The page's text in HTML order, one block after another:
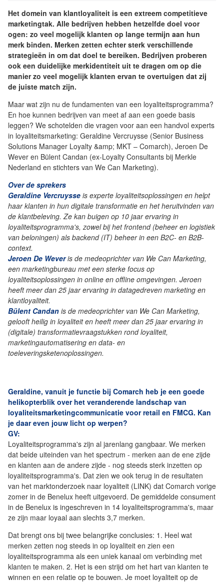
Het domein van klantloyaliteit is een extreem competitieve
marketingtak. Alle bedrijven hebben hetzelfde doel voor
ogen: zo veel mogelijk klanten op lange termijn aan hun
merk binden. Merken zetten echter sterk verschillende
strategieën in om dat doel te bereiken. Bedrijven proberen
ook een duidelijke merkidentiteit uit te dragen om op die
manier zo veel mogelijk klanten ervan te overtuigen dat zij
de juiste match zijn.
Maar wat zijn nu de fundamenten van een loyaliteitsprogramma?
En hoe kunnen bedrijven van meet af aan een goede basis
leggen? We schotelden die vragen voor aan een handvol experts
in loyaliteitsmarketing: Geraldine Vercruysse (Senior Business
Solutions Manager Loyalty &amp; MKT – Comarch), Jeroen De
Wever en Bülent Candan (ex-Loyalty Consultants bij Merkle
Nederland en stichters van We Can Marketing).
Over de sprekers
Geraldine Vercruysse is experte loyaliteitsoplossingen en helpt
haar klanten in hun digitale transformatie en het heruitvinden van
de klantbeleving. Ze kan buigen op 10 jaar ervaring in
loyaliteitsprogramma's, zowel bij het frontend (beheer en logistiek
van beloningen) als backend (IT) beheer in een B2C- en B2B-
context.
Jeroen De Weveris de medeoprichter van We Can Marketing,
een marketingbureau met een sterke focus op
loyaliteitsoplossingen in online en offline omgevingen. Jeroen
heeft meer dan 25 jaar ervaring in datagedreven marketing en
klantloyaliteit.
Bülent Candan is de medeoprichter van We Can Marketing,
gelooft heilig in loyaliteit en heeft meer dan 25 jaar ervaring in
(digitale) transformatievraagstukken rond loyaliteit,
marketingautomatisering en data- en
toeleveringsketenoplossingen.
Geraldine, vanuit je functie bij Comarch heb je een goede
helikopterblik over het veranderende landschap van
loyaliteitsmarketingcommunicatie voor retail en FMCG. Kan
je daar even jouw licht op werpen?
GV:
Loyaliteitsprogramma's zijn al jarenlang gangbaar. We merken
dat beide uiteinden van het spectrum - merken aan de ene zijde
en klanten aan de andere zijde - nog steeds sterk inzetten op
loyaliteitsprogramma's. Dat zien we ook terug in de resultaten
van het marktonderzoek naar loyaliteit (LINK) dat Comarch vorige
zomer in de Benelux heeft uitgevoerd. De gemiddelde consument
in de Benelux is ingeschreven in 14 loyaliteitsprogramma's, maar
ze zijn maar loyaal aan slechts 3,7 merken.
Dat brengt ons bij twee belangrijke conclusies: 1. Heel wat
merken zetten nog steeds in op loyaliteit en zien een
loyaliteitsprogramma als een uniek kanaal om verbinding met
klanten te maken. 2. Het is een strijd om het hart van klanten te
winnen en een relatie op te bouwen. Je moet loyaliteit op de